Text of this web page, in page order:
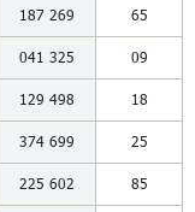
187 269 65
041 325 09
129 498 18
374 699 25
225 602 85